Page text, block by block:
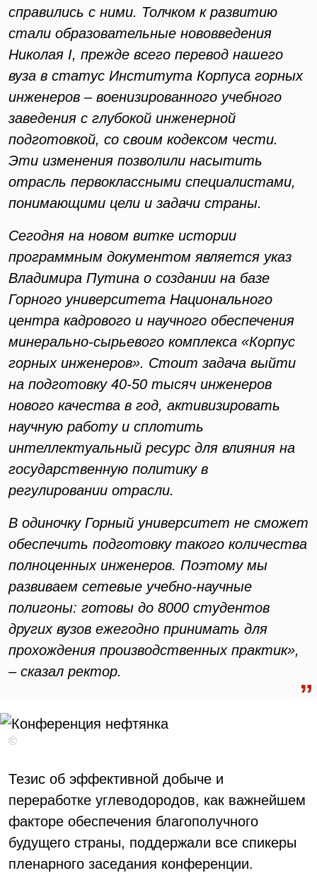
справились с ними. Толчком к развитию
стали образовательные нововведения
Николая I, прежде всего перевод нашего
вуза в статус Института Корпуса горных
инженеров – военизированного учебного
заведения с глубокой инженерной
подготовкой, со своим кодексом чести.
Эти изменения позволили насытить
отрасль первоклассными специалистами,
понимающими цели и задачи страны.
Сегодня на новом витке истории
программным документом является указ
Владимира Путина о создании на базе
Горного университета Национального
центра кадрового и научного обеспечения
минерально-сырьевого комплекса «Корпус
горных инженеров». Стоит задача выйти
на подготовку 40-50 тысяч инженеров
нового качества в год, активизировать
научную работу и сплотить
интеллектуальный ресурс для влияния на
государственную политику в
регулировании отрасли.
В одиночку Горный университет не сможет
обеспечить подготовку такого количества
полноценных инженеров. Поэтому мы
развиваем сетевые учебно-научные
полигоны: готовы до 8000 студентов
других вузов ежегодно принимать для
прохождения производственных практик»,
– сказал ректор.
©
Тезис об эффективной добыче и
переработке углеводородов, как важнейшем
факторе обеспечения благополучного
будущего страны, поддержали все спикеры
пленарного заседания конференции.